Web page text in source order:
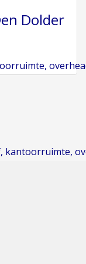
Dolder
,
, kantoorruimte,